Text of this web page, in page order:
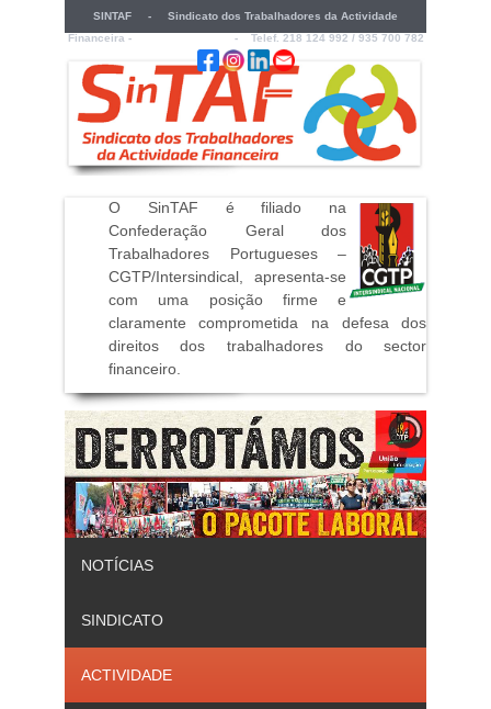
SINTAF - Sindicato dos Trabalhadores da Actividade
Financeira -
- Telef. 218 124 992 / 935 700 782
O SinTAF é filiado na
Confederação Geral dos
Trabalhadores Portugueses –
CGTP/Intersindical, apresenta-se
com uma posição firme e
claramente comprometida na defesa dos
direitos dos trabalhadores do sector
financeiro.
NOTÍCIAS
SINDICATO
ACTIVIDADE